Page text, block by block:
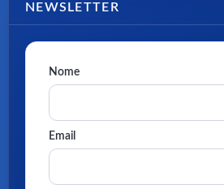
NEWSLETTER
Nome
Email